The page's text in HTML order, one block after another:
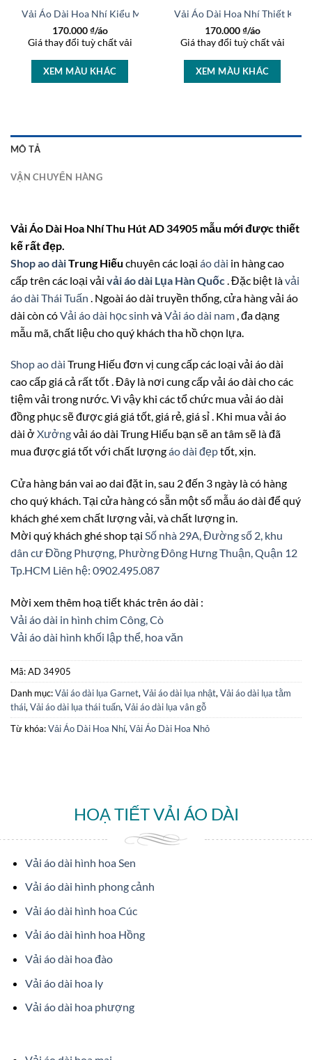
Vải Áo Dài Hoa Nhí Kiểu Mới AD 36519
170.000₫/áo
Giá thay đổi tuỳ chất vải
XEM MÀU KHÁC
Vải Áo Dài Hoa Nhí Thiết Kế
170.000₫/áo
Giá thay đổi tuỳ chất vải
XEM MÀU KHÁC
46004
MÔ TẢ
VẬN CHUYỂN HÀNG
Vải Áo Dài Hoa Nhí Thu Hút AD 34905 mẫu mới được thiết
kế rất đẹp.
Shop ao dàiTrung Hiếu chuyên các loại áo dài in hàng cao
cấp trên các loại vải vải áo dài Lụa Hàn Quốc . Đặc biệt làvải
áo dài Thái Tuấn . Ngoài áo dài truyền thống, cửa hàng vải áo
dài còn cóVải áo dài học sinh vàVải áo dài nam , đa dạng
mẫu mã, chất liệu cho quý khách tha hồ chọn lựa.
Shop ao dài Trung Hiếu đơn vị cung cấp các loại vải áo dài
cao cấp giá cả rất tốt . Đây là nơi cung cấp vải áo dài cho các
tiệm vải trong nước. Vì vậy khi các tổ chức mua vải áo dài
đồng phục sẽ được giá giá tốt, giá rẻ, giá sỉ . Khi mua vải áo
dài ở Xưởngvải áo dài Trung Hiếu bạn sẽ an tâm sẽ là đã
mua được giá tốt với chất lượngáo dài đẹptốt, xịn.
Cửa hàng bán vai ao dai đặt in, sau 2 đến 3 ngày là có hàng
cho quý khách. Tại cửa hàng có sẵn một số mẫu áo dài để quý
khách ghé xem chất lượng vải, và chất lượng in.
Mời quý khách ghé shop tại Số nhà 29A, Đường số 2, khu
dân cư Đồng Phượng, Phường Đông Hưng Thuận, Quận 12
Tp.HCM Liên hệ: 0902.495.087
Mời xem thêm hoạ tiết khác trên áo dài :
Vải áo dài in hình chim Công, Cò
Vải áo dài hình khối lập thể, hoa văn
Mã:AD 34905
Danh mục:Vải áo dài lụa Garnet, Vải áo dài lụa nhật, Vải áo dài lụa tằm
thái, Vải áo dài lụa thái tuấn, Vải áo dài lụa vân gỗ
Từ khóa:Vải Áo Dài Hoa Nhí, Vải Áo Dài Hoa Nhỏ
HOẠ TIẾT VẢI ÁO DÀI
Vải áo dài hình hoa Sen
Vải áo dài hình phong cảnh
Vải áo dài hình hoa Cúc
Vải áo dài hình hoa Hồng
Vải áo dài hoa đào
Vải áo dài hoa ly
Vải áo dài hoa phượng